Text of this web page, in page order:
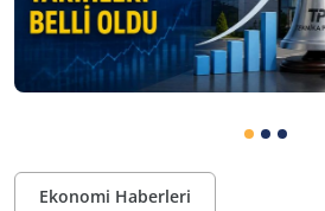
Ekonomi Haberleri